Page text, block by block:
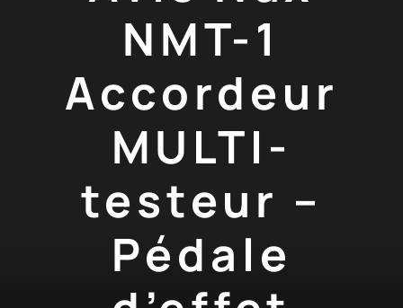
NMT-1
Accordeur
MULTI-
testeur –
Pédale